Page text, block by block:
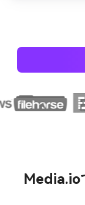
Media.io